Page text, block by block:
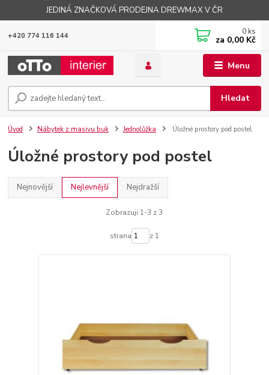
JEDINÁ ZNAČKOVÁ PRODEJNA DREWMAX V ČR
Menu
Hledat
+420 774 116 144 0 ks
za 0,00 Kč
Úvod Nábytek z masivu buk Jednolůžka Úložné prostory pod postel
Úložné prostory pod postel
Nejnovější Nejlevnější Nejdražší
Zobrazuji 1-3 z 3
strana z 1